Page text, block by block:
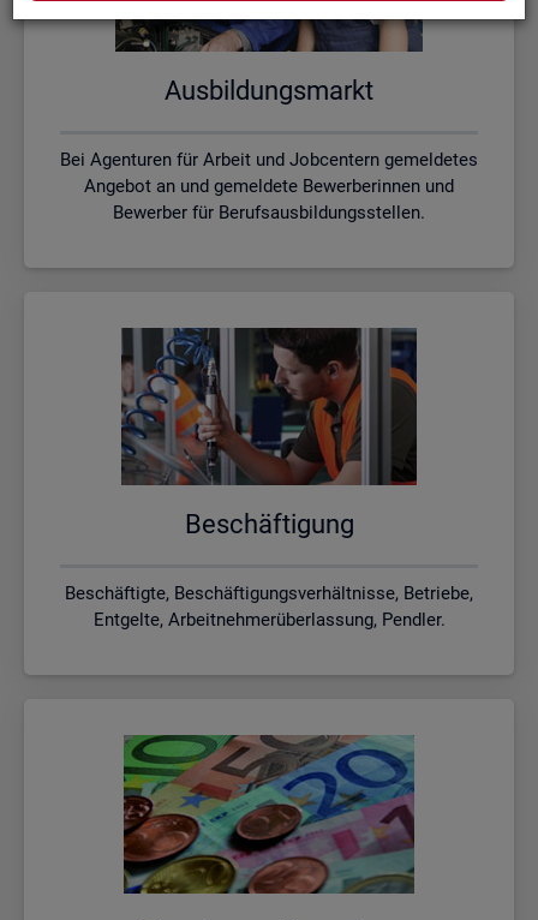
Aus­bil­dungs­markt
Bei Agenturen für Arbeit und Jobcentern gemeldetes
Angebot an und gemeldete Bewerberinnen und
Bewerber für Berufsausbildungsstellen.
Be­schäf­ti­gung
Beschäftigte, Beschäftigungsverhältnisse, Betriebe,
Entgelte, Arbeitnehmerüberlassung, Pendler.